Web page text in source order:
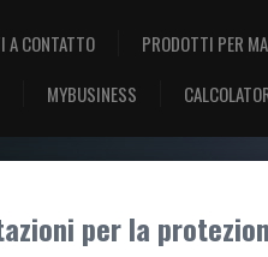
A CONTATTO PRODOTTI PER
MYBUSINESS
per la